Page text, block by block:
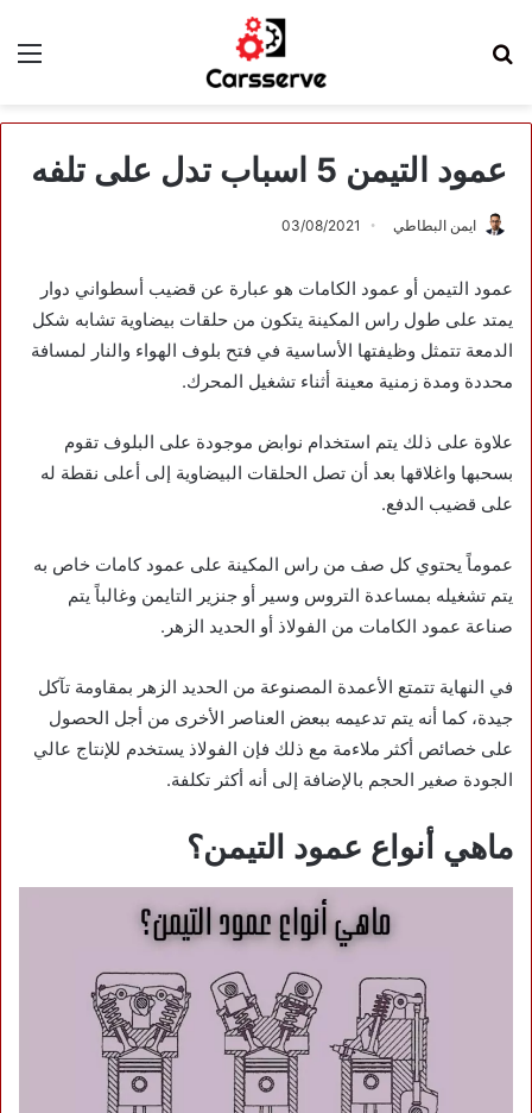
عمود التيمن 5 اسباب تدل على تلفه
ايمن البطاطي 03/08/2021
عمود التيمن أو عمود الكامات هو عبارة عن قضيب أسطواني دوار
يمتد على طول راس المكينة يتكون من حلقات بيضاوية تشابه شكل
الدمعة تتمثل وظيفتها الأساسية في فتح بلوف الهواء والنار لمسافة
محددة ومدة زمنية معينة أثناء تشغيل المحرك.
علاوة على ذلك يتم استخدام نوابض موجودة على البلوف تقوم
بسحبها واغلاقها بعد أن تصل الحلقات البيضاوية إلى أعلى نقطة له
على قضيب الدفع.
عموماً يحتوي كل صف من راس المكينة على عمود كامات خاص به
يتم تشغيله بمساعدة التروس وسير أو جنزير التايمن وغالباً يتم
صناعة عمود الكامات من الفولاذ أو الحديد الزهر.
في النهاية تتمتع الأعمدة المصنوعة من الحديد الزهر بمقاومة تآكل
جيدة، كما أنه يتم تدعيمه ببعض العناصر الأخرى من أجل الحصول
على خصائص أكثر ملاءمة مع ذلك فإن الفولاذ يستخدم للإنتاج عالي
الجودة صغير الحجم بالإضافة إلى أنه أكثر تكلفة.
ماهي أنواع عمود التيمن؟